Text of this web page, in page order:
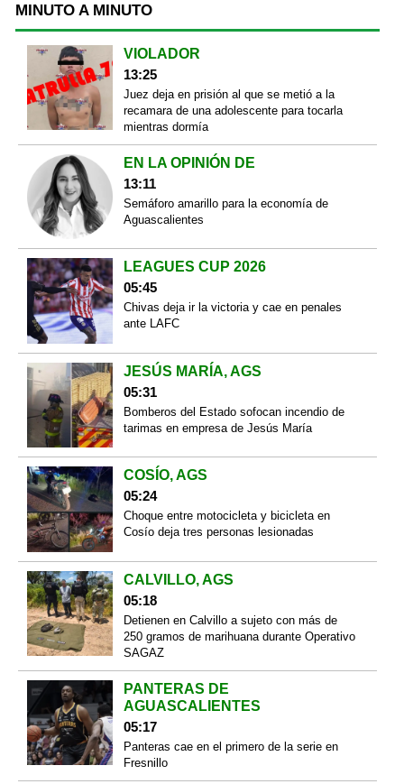
MINUTO A MINUTO
VIOLADOR
13:25
Juez deja en prisión al que se metió a la
recamara de una adolescente para tocarla
mientras dormía
EN LA OPINIÓN DE
13:11
Semáforo amarillo para la economía de
Aguascalientes
LEAGUES CUP 2026
05:45
Chivas deja ir la victoria y cae en penales
ante LAFC
JESÚS MARÍA, AGS
05:31
Bomberos del Estado sofocan incendio de
tarimas en empresa de Jesús María
COSÍO, AGS
05:24
Choque entre motocicleta y bicicleta en
Cosío deja tres personas lesionadas
CALVILLO, AGS
05:18
Detienen en Calvillo a sujeto con más de
250 gramos de marihuana durante Operativo
SAGAZ
PANTERAS DE
AGUASCALIENTES
05:17
Panteras cae en el primero de la serie en
Fresnillo